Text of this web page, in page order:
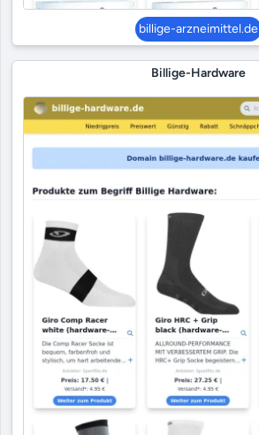
billige-arzneimittel.de
Billige-Hardware